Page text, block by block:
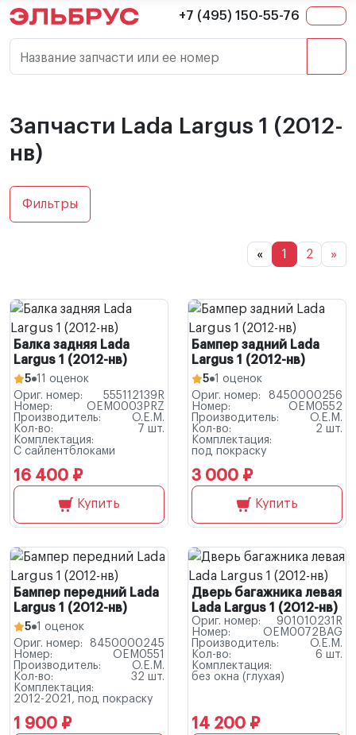
+7 (495) 150-55-76
Название запчасти или ее номер
Запчасти Lada Largus 1 (2012-
нв)
Фильтры
« 1 2 »
Балка задняя Lada
Largus 1 (2012-нв)
5 11 оценок
Ориг. номер:
555112139R
Номер:
OEM0003PRZ
Производитель:
O.E.M.
Кол-во:
7 шт.
Комплектация:
С сайлентблоками
16 400 ₽
Купить
Бампер задний Lada
Largus 1 (2012-нв)
5 1 оценок
Ориг. номер:
8450000256
Номер:
OEM0552
Производитель:
O.E.M.
Кол-во:
2 шт.
Комплектация:
под покраску
3 000 ₽
Купить
Бампер передний Lada
Largus 1 (2012-нв)
5 1 оценок
Ориг. номер:
8450000245
Номер:
OEM0551
Производитель:
O.E.M.
Кол-во:
32 шт.
Комплектация:
2012-2021, под покраску
1 900 ₽
Дверь багажника левая
Lada Largus 1 (2012-нв)
Ориг. номер:
901010231R
Номер:
OEM0072BAG
Производитель:
O.E.M.
Кол-во:
6 шт.
Комплектация:
без окна (глухая)
14 200 ₽